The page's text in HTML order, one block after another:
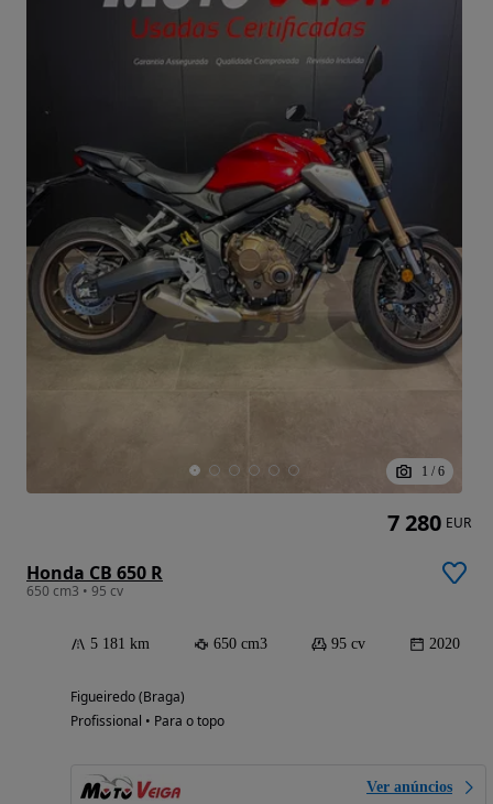
1 / 6
Honda CB 650 R
650 cm3 • 95 cv
5 181 km 650 cm3 95 cv 2020
Figueiredo (Braga)
Profissional • Para o topo
Ver anúncios
7 280 EUR